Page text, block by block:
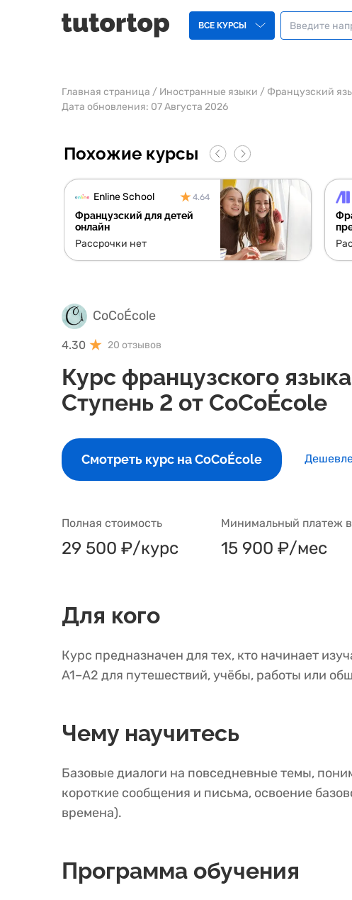
ВСЕ КУРСЫ
Главная страница / Иностранные языки / Французский
Дата обновления: 07 Августа 2026
Похожие курсы
Enline School 4.64
Французский для детей
онлайн
Рассрочки нет
CoCoÉcole
4.30 20 отзывов
Курс французского
Ступень 2 от CoCoÉcole
Смотреть курс на CoCoÉcole
Полная стоимость
29 500 ₽/курс
Минимальный платеж
15 900 ₽/мес
Для кого
Курс предназначен для тех, кто начинает
A1–A2 для путешествий, учёбы, работы или
Чему научитесь
Базовые диалоги на повседневные темы,
короткие сообщения и письма, освоение
времена).
Программа обучения